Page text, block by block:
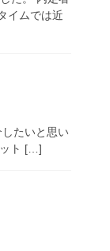
イムでは近
たいと思い
ト […]